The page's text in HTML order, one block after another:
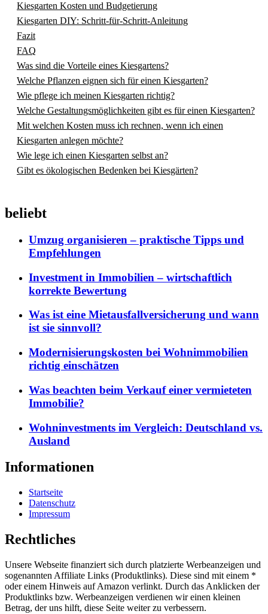
Kiesgarten Kosten und Budgetierung
Kiesgarten DIY: Schritt-für-Schritt-Anleitung
Fazit
FAQ
Was sind die Vorteile eines Kiesgartens?
Welche Pflanzen eignen sich für einen Kiesgarten?
Wie pflege ich meinen Kiesgarten richtig?
Welche Gestaltungsmöglichkeiten gibt es für einen Kiesgarten?
Mit welchen Kosten muss ich rechnen, wenn ich einen
Kiesgarten anlegen möchte?
Wie lege ich einen Kiesgarten selbst an?
Gibt es ökologischen Bedenken bei Kiesgärten?
beliebt
Umzug organisieren – praktische Tipps und
Empfehlungen
Investment in Immobilien – wirtschaftlich
korrekte Bewertung
Was ist eine Mietausfallversicherung und wann
ist sie sinnvoll?
Modernisierungskosten bei Wohnimmobilien
richtig einschätzen
Was beachten beim Verkauf einer vermieteten
Immobilie?
Wohninvestments im Vergleich: Deutschland vs.
Ausland
Informationen
Startseite
Datenschutz
Impressum
Rechtliches
Unsere Webseite finanziert sich durch platzierte Werbeanzeigen und
sogenannten Affiliate Links (Produktlinks). Diese sind mit einem *
oder einem Hinweis auf Amazon verlinkt. Durch das Anklicken der
Produktlinks bzw. Werbeanzeigen verdienen wir einen kleinen
Betrag, der uns hilft, diese Seite weiter zu verbessern.